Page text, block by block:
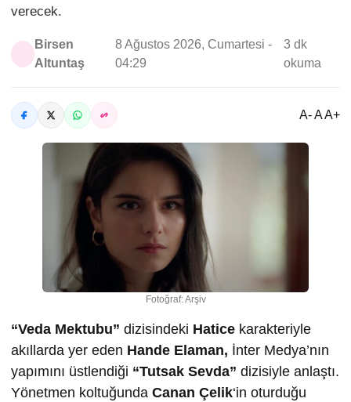
verecek.
Birsen
Altuntaş
8 Ağustos 2026, Cumartesi -
04:29
3 dk
okuma
A- A A+
Fotoğraf: Arşiv
“Veda Mektubu” dizisindeki Hatice karakteriyle
akıllarda yer eden Hande Elaman, İnter Medya’nın
yapımını üstlendiği “Tutsak Sevda” dizisiyle anlaştı.
Yönetmen koltuğunda Canan Çelik‘in oturduğu